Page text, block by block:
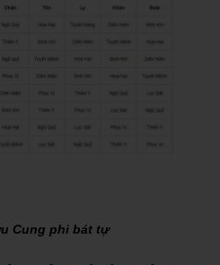
Cung phi bát tự